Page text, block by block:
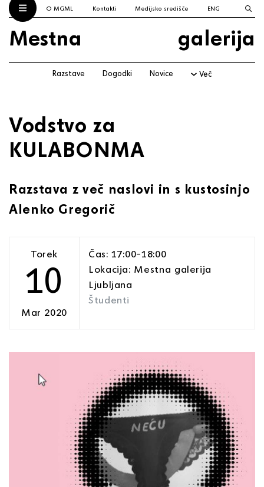
O MGML Kontakti Medijsko središče ENG
Mestna galerija
Razstave Dogodki Novice Več
Vodstvo za
KULABONMA
Razstava z več naslovi in s kustosinjo
Alenko Gregorič
Torek
10
Mar 2020
Čas: 17:00–18:00
Lokacija: Mestna galerija
Ljubljana
Študenti